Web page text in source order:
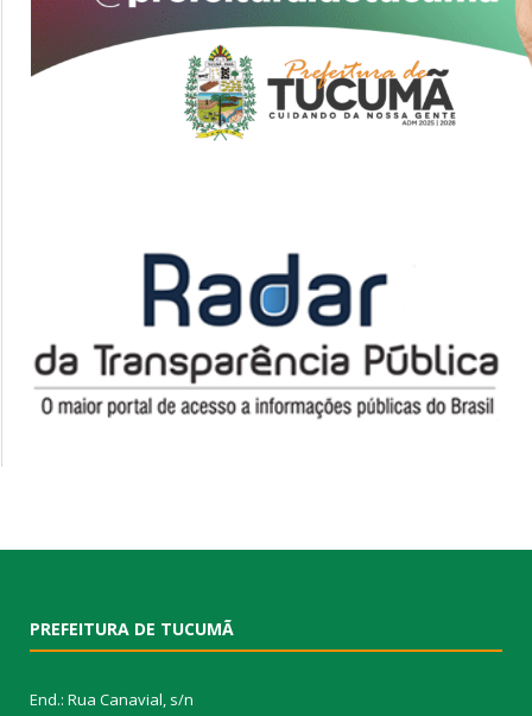
PREFEITURA DE TUCUMÃ
End.: Rua Canavial, s/n